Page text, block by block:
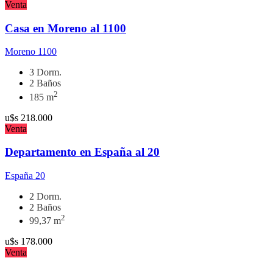
Venta
Casa en Moreno al 1100
Moreno 1100
3 Dorm.
2 Baños
185 m2
u$s 218.000
Venta
Departamento en España al 20
España 20
2 Dorm.
2 Baños
99,37 m2
u$s 178.000
Venta